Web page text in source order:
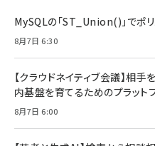
MySQLの「ST_Union()」でポ
8月7日 6:30
【クラウドネイティブ会議】相
内基盤を育てるためのプラット
8月7日 6:00